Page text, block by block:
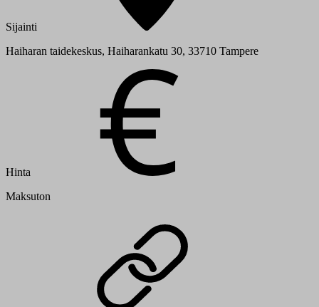
Sijainti
Haiharan taidekeskus, Haiharankatu 30, 33710 Tampere
Hinta
Maksuton